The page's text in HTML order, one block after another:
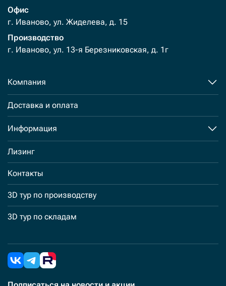
Офис
г. Иваново, ул. Жиделева, д. 15
Производство
г. Иваново, ул. 13-я Березниковская, д. 1г
Компания
Доставка и оплата
Информация
Лизинг
Контакты
3D тур по производству
3D тур по складам